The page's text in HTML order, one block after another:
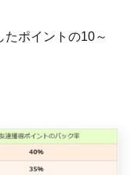
ポイントの10～